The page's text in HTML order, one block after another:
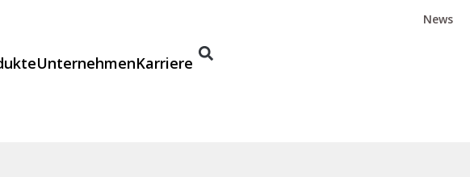
News
UnternehmenKarriere